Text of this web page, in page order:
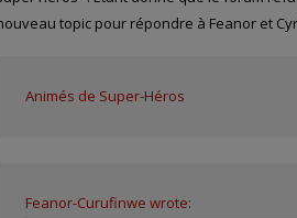
topic pour répondre à Feanor et
Animés de Super-Héros
Feanor-Curufinwe wrote: